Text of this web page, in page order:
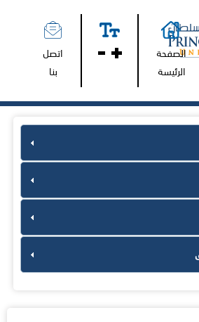
الصفحة
الرئيسة
اتصل
بنا